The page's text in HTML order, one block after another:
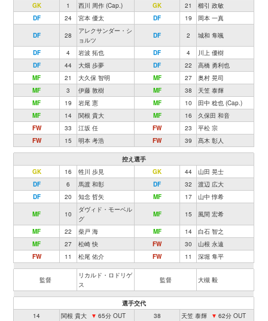
GK
1 西川 周作 (Cap.) GK 21
櫛引 政敏
DF
24 宮本 優太 DF 19 岡本 一真
DF 28
アレクサンダー・シ
ョルツ
DF 2 城和 隼颯
DF 4 岩波 拓也 DF 4
川上 優樹
DF
44 大畑 歩夢 DF 22
高橋 勇利也
MF
21 大久保 智明 MF 27
奥村 晃司
MF
3 伊藤 敦樹 MF 38
天笠 泰輝
MF
19 岩尾 憲 MF 10
田中 稔也 (Cap.)
MF
14 関根 貴大 MF 16
久保田 和音
FW
33 江坂 任 FW 23
平松 宗
FW
15 明本 考浩 FW 39 髙木 彰人
控え選手
GK
16 牲川 歩見 GK 44
山田 晃士
DF
6 馬渡 和彰 DF 32
渡辺 広大
DF
20 知念 哲矢 MF 17 山中 惇希
MF 10
ダヴィド・モーベル
グ
MF 15 風間 宏希
MF 22 柴戸 海 MF 14
白石 智之
MF
27 松崎 快 FW 30
山根 永遠
FW
11 松尾 佑介 FW 11 深堀 隼平
監督
リカルド・ロドリゲ
ス
監督 大槻 毅
選手交代
14
関根 貴大 ▼ 65分 OUT 38 天笠 泰輝 ▼ 62分 OUT